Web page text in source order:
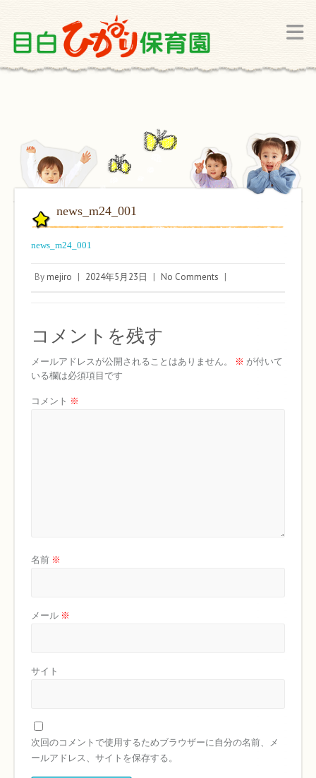
news_m24_001
news_m24_001
By mejiro 2024年5月23日 No Comments
コメントを残す
メールアドレスが公開されることはありません。 ※ が付いて
いる欄は必須項目です
コメント ※
名前 ※
メール ※
サイト
次回のコメントで使用するためブラウザーに自分の名前、メ
ールアドレス、サイトを保存する。